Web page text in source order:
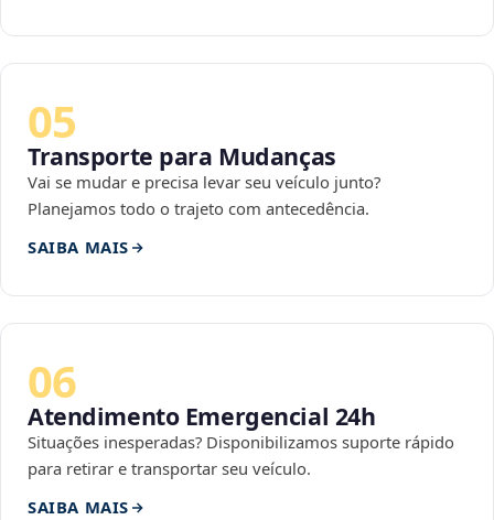
05
Transporte para Mudanças
Vai se mudar e precisa levar seu veículo junto?
Planejamos todo o trajeto com antecedência.
SAIBA MAIS
06
Atendimento Emergencial 24h
Situações inesperadas? Disponibilizamos suporte rápido
para retirar e transportar seu veículo.
SAIBA MAIS